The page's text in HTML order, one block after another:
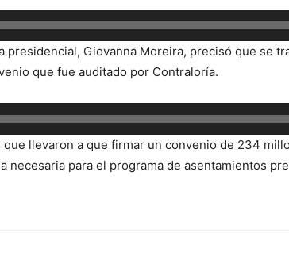
presidencial, Giovanna Moreira, precisó que se
que fue auditado por Contraloría.
que llevaron a que firmar un convenio de 234
necesaria para el programa de asentamientos